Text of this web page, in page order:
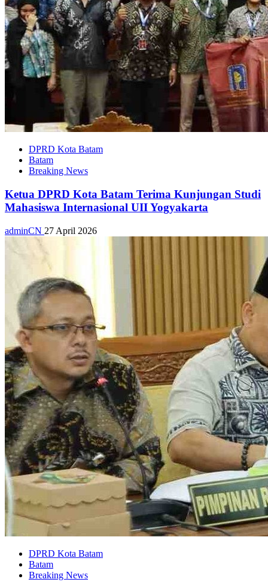
DPRD Kota Batam
Batam
Breaking News
Ketua DPRD Kota Batam Terima Kunjungan Studi
Mahasiswa Internasional UII Yogyakarta
adminCN 27 April 2026
DPRD Kota Batam
Batam
Breaking News